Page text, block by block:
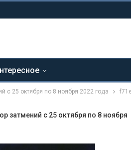
с 25 октября по 8 ноября 2022 года
затмений с 25 октября по 8 ноября